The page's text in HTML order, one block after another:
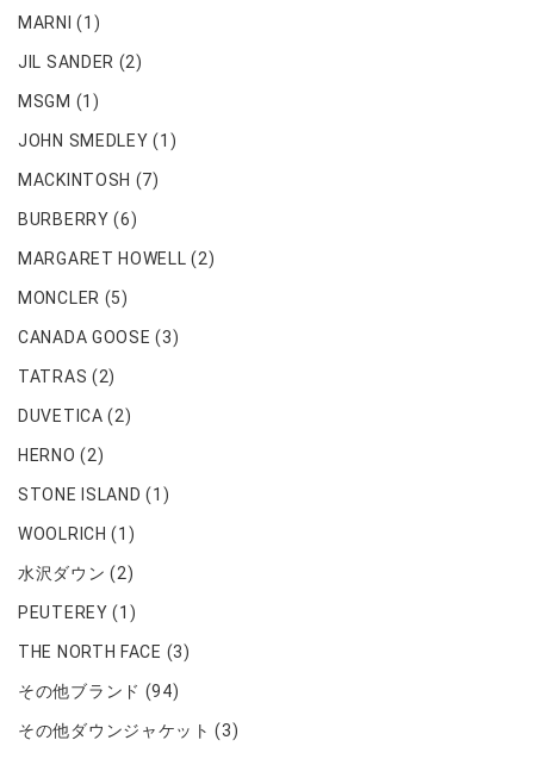
MARNI (1)
JIL SANDER (2)
MSGM (1)
JOHN SMEDLEY (1)
MACKINTOSH (7)
BURBERRY (6)
MARGARET HOWELL (2)
MONCLER (5)
CANADA GOOSE (3)
TATRAS (2)
DUVETICA (2)
HERNO (2)
STONE ISLAND (1)
WOOLRICH (1)
水沢ダウン (2)
PEUTEREY (1)
THE NORTH FACE (3)
その他ブランド (94)
その他ダウンジャケット (3)